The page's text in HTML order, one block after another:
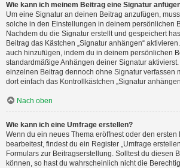
Wie kann ich meinem Beitrag eine Signatur
Um eine Signatur an deinen Beitrag anzufügen,
solche in den Einstellungen in deinem persönlichen
Nachdem du die Signatur erstellt und gespeichert
Beitrag das Kästchen „Signatur anhängen“
auch hinzufügen, indem du in deinem persönlichen
standardmäßige Anhängen deiner Signatur
einzelnen Beitrag dennoch ohne Signatur verfassen
dort einfach das Kontrollkästchen „Signatur
Nach oben
Wie kann ich eine Umfrage erstellen?
Wenn du ein neues Thema eröffnest oder den ersten
bearbeitest, findest du ein Register „Umfrage
Formulars zur Beitragserstellung. Solltest du diesen
können, so hast du wahrscheinlich nicht die